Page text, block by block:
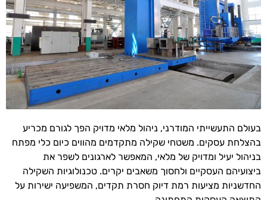
בעולם התעשייתי המודרני, ניהול מלאי מדויק הפך לגורם מכריע
בהצלחת עסקים. משטחי שקילה מתקדמים מהווים כיום כלי מפתח
בניהול יעיל ומדויק של מלאי, המאפשר לארגונים לשפר את
ביצועיהם העסקיים ולחסוך משאבים יקרים. טכנולוגיות השקילה
החדשניות מציעות רמת דיוק חסרת תקדים, המשפיעה ישירות על